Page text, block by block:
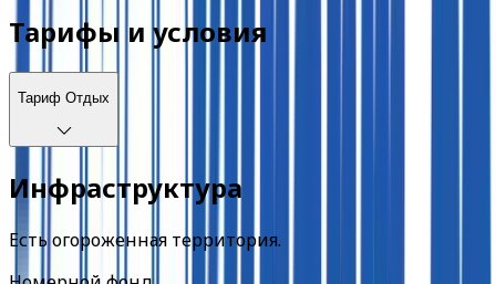
Тарифы и условия
Тариф Отдых
Инфраструктура
Есть огороженная территория.